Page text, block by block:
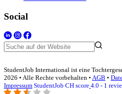
Social
StudentJob International ist eine
2026 • Alle Rechte vorbehalten • AGB •
Impressum StudentJob CH score 4.0 - 1